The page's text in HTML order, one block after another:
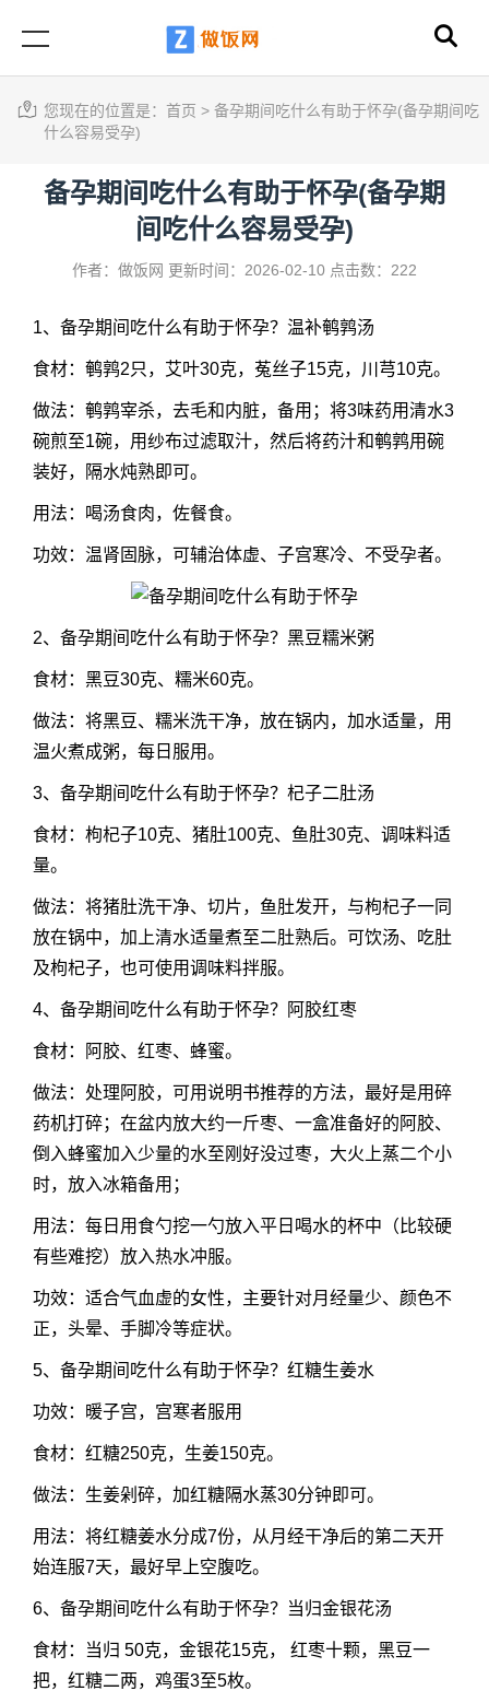
您现在的位置是： 首页 > 备孕期间吃什么有助于怀孕(备孕期间吃
什么容易受孕)
备孕期间吃什么有助于怀孕(备孕期
间吃什么容易受孕)
作者：做饭网 更新时间：2026-02-10 点击数：222
1、备孕期间吃什么有助于怀孕？温补鹌鹑汤
食材：鹌鹑2只，艾叶30克，菟丝子15克，川芎10克。
做法：鹌鹑宰杀，去毛和内脏，备用；将3味药用清水3
碗煎至1碗，用纱布过滤取汁，然后将药汁和鹌鹑用碗
装好，隔水炖熟即可。
用法：喝汤食肉，佐餐食。
功效：温肾固脉，可辅治体虚、子宫寒冷、不受孕者。
2、备孕期间吃什么有助于怀孕？黑豆糯米粥
食材：黑豆30克、糯米60克。
做法：将黑豆、糯米洗干净，放在锅内，加水适量，用
温火煮成粥，每日服用。
3、备孕期间吃什么有助于怀孕？杞子二肚汤
食材：枸杞子10克、猪肚100克、鱼肚30克、调味料适
量。
做法：将猪肚洗干净、切片，鱼肚发开，与枸杞子一同
放在锅中，加上清水适量煮至二肚熟后。可饮汤、吃肚
及枸杞子，也可使用调味料拌服。
4、备孕期间吃什么有助于怀孕？阿胶红枣
食材：阿胶、红枣、蜂蜜。
做法：处理阿胶，可用说明书推荐的方法，最好是用碎
药机打碎；在盆内放大约一斤枣、一盒准备好的阿胶、
倒入蜂蜜加入少量的水至刚好没过枣，大火上蒸二个小
时，放入冰箱备用；
用法：每日用食勺挖一勺放入平日喝水的杯中（比较硬
有些难挖）放入热水冲服。
功效：适合气血虚的女性，主要针对月经量少、颜色不
正，头晕、手脚冷等症状。
5、备孕期间吃什么有助于怀孕？红糖生姜水
功效：暖子宫，宫寒者服用
食材：红糖250克，生姜150克。
做法：生姜剁碎，加红糖隔水蒸30分钟即可。
用法：将红糖姜水分成7份，从月经干净后的第二天开
始连服7天，最好早上空腹吃。
6、备孕期间吃什么有助于怀孕？当归金银花汤
食材：当归 50克，金银花15克， 红枣十颗，黑豆一
把，红糖二两，鸡蛋3至5枚。